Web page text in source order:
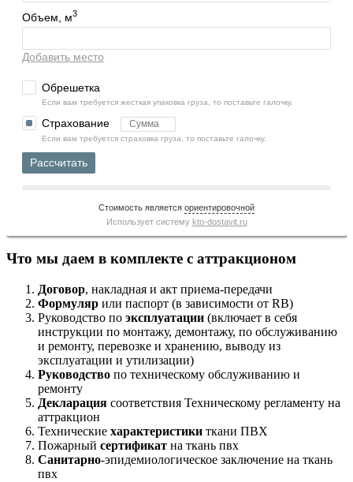
Объем, м3
Добавить место
Обрешетка
Если вам требуется жесткая упаковка груза, то поставьте галочку.
Страхование
Если вам требуется страховка груза, то поставьте галочку.
Рассчитать
Стоимость является ориентировочной
Использует систему kto-dostavit.ru
Что мы даем в комплекте с аттракционом
Договор, накладная и акт приема-передачи
Формуляр или паспорт (в зависимости от RB)
Руководство по эксплуатации (включает в себя
инструкции по монтажу, демонтажу, по обслуживанию
и ремонту, перевозке и хранению, выводу из
эксплуатации и утилизации)
Руководство по техническому обслуживанию и
ремонту
Декларация соответствия Техническому регламенту на
аттракцион
Технические характеристики ткани ПВХ
Пожарный сертификат на ткань пвх
Санитарно-эпидемиологическое заключение на ткань
пвх